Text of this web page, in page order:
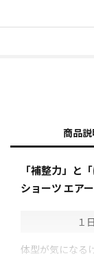
商品説
「補整力」と
ショーツ エア
１
体型が気になる